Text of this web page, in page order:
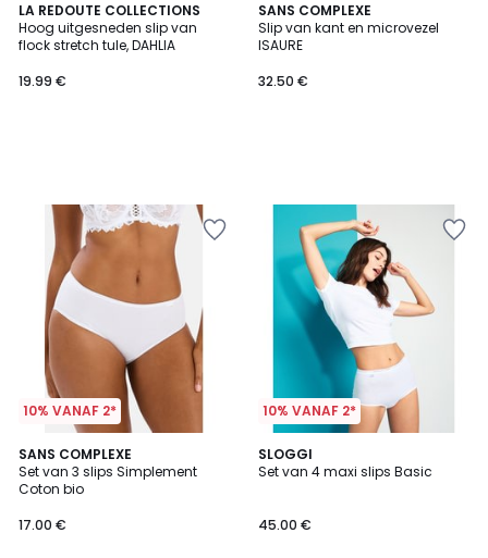
LA REDOUTE COLLECTIONS
Hoog uitgesneden slip van
flock stretch tule, DAHLIA
19.99 €
SANS COMPLEXE
Slip van kant en microvezel
ISAURE
32.50 €
10% VANAF 2*
SANS COMPLEXE
Set van 3 slips Simplement
Coton bio
17.00 €
4
/
5
4
Kleuren
10% VANAF 2*
SLOGGI
Set van 4 maxi slips Basic
45.00 €
4.6
/ 5
4
Kleuren